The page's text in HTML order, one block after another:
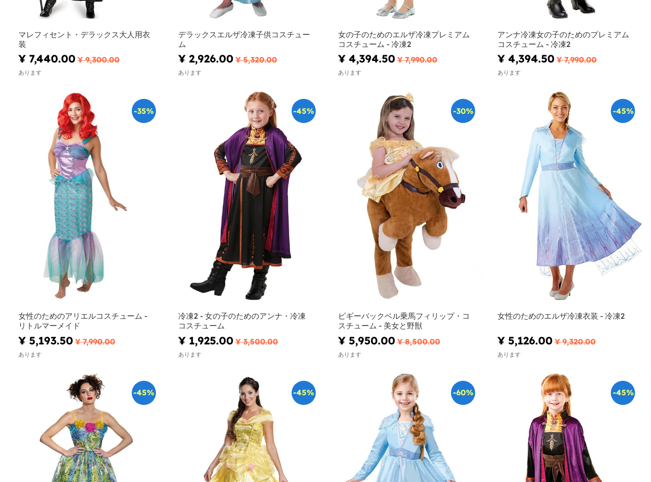
マレフィセント・デラックス大人用衣
装
¥ 7,440.00 ¥ 9,300.00
あります
デラックスエルザ冷凍子供コスチュー
ム
¥ 2,926.00 ¥ 5,320.00
あります
女の子のためのエルザ冷凍プレミアム
コスチューム - 冷凍2
¥ 4,394.50 ¥ 7,990.00
あります
アンナ冷凍女の子のためのプレミアム
コスチューム - 冷凍2
¥ 4,394.50 ¥ 7,990.00
あります
-35%
女性のためのアリエルコスチューム -
リトルマーメイド
¥ 5,193.50 ¥ 7,990.00
あります
-45%
冷凍2 - 女の子のためのアンナ・冷凍
コスチューム
¥ 1,925.00 ¥ 3,500.00
あります
-30%
ピギーバックベル乗馬フィリップ・コ
スチューム - 美女と野獣
¥ 5,950.00 ¥ 8,500.00
あります
-45%
女性のためのエルザ冷凍衣装 - 冷凍2
¥ 5,126.00 ¥ 9,320.00
あります
-45% -45% -60% -45%